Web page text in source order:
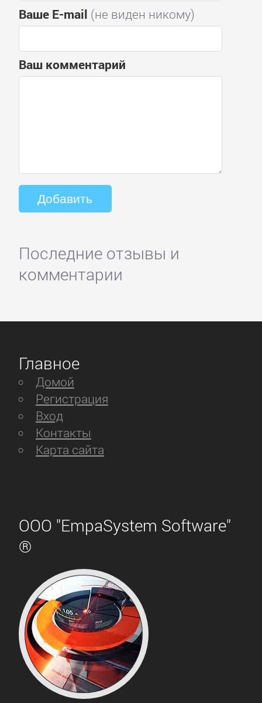
Ваше E-mail (не виден никому)
Ваш комментарий
Последние отзывы и
комментарии
Главное
Домой
Регистрация
Вход
Контакты
Карта сайта
ООО "EmpaSystem Software"
®